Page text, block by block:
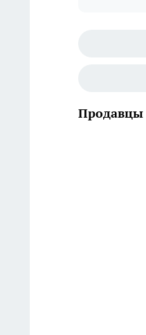
Продавцы